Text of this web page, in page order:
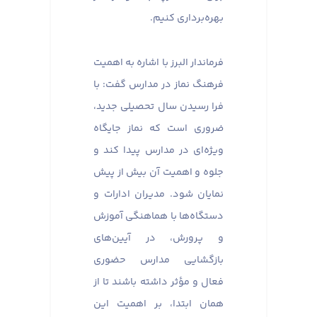
بهره‌برداری کنیم.
فرماندار البرز با اشاره به اهمیت
فرهنگ نماز در مدارس گفت: با
فرا رسیدن سال تحصیلی جدید،
ضروری است که نماز جایگاه
ویژه‌ای در مدارس پیدا کند و
جلوه و اهمیت آن بیش از پیش
نمایان شود. مدیران ادارات و
دستگاه‌ها با هماهنگی آموزش
و پرورش، در آیین‌های
بازگشایی مدارس حضوری
فعال و مؤثر داشته باشند تا از
همان ابتدا، بر اهمیت این